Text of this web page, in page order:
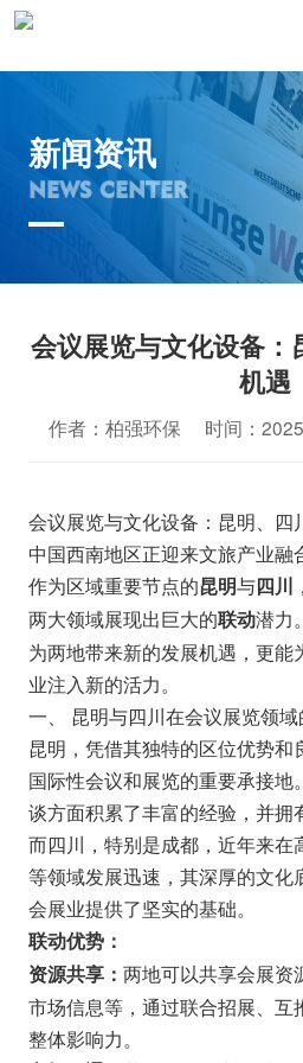
新闻资讯
NEWS CENTER
会议展览与文化设备：
机遇
作者：柏强环保 时间：
会议展览与文化设备：昆明、四
中国西南地区正迎来文旅产业融
作为区域重要节点的昆明与四川
两大领域展现出巨大的联动潜力
为两地带来新的发展机遇，更
业注入新的活力。
一、 昆明与四川在会议展览领
昆明，凭借其独特的区位优势和
国际性会议和展览的重要承接地
谈方面积累了丰富的经验，并拥
而四川，特别是成都，近年来在
等领域发展迅速，其深厚的文化
会展业提供了坚实的基础。
联动优势：
资源共享： 两地可以共享会展资
市场信息等，通过联合招展、互
整体影响力。